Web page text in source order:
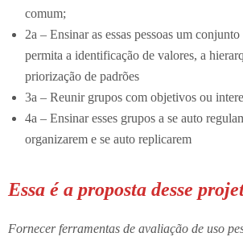
comum;
2a – Ensinar as essas pessoas um
permita a identificação de valores, a
priorização de padrões
3a – Reunir grupos com objetivos ou
4a – Ensinar esses grupos a se auto
organizarem e se auto replicarem
Essa é a proposta desse
Fornecer ferramentas de avaliação de uso